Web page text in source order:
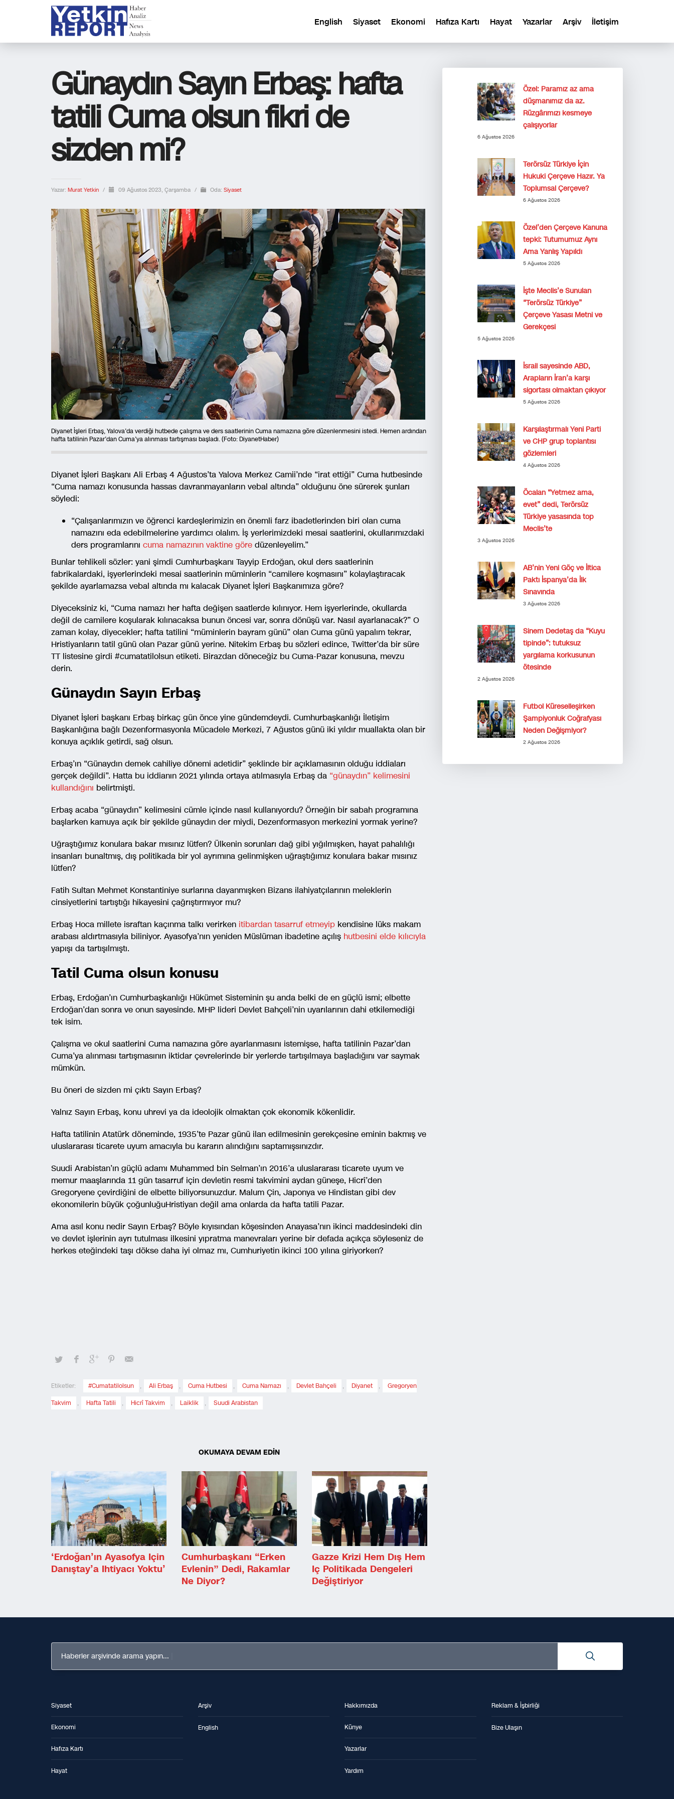
English Siyaset Ekonomi Hafıza Kartı Hayat Yazarlar Arşiv İletişim
Günaydın Sayın Erbaş: hafta
tatili Cuma olsun fikri de
sizden mi?
Yazar: Murat Yetkin / 09 Ağustos 2023, Çarşamba / Oda: Siyaset
Diyanet İşleri Erbaş, Yalova’da verdiği hutbede çalışma ve ders saatlerinin Cuma namazına göre düzenlenmesini istedi. Hemen ardından
hafta tatilinin Pazar’dan Cuma’ya alınması tartışması başladı. (Foto: DiyanetHaber)
Diyanet İşleri Başkanı Ali Erbaş 4 Ağustos’ta Yalova Merkez Camii’nde “irat ettiği” Cuma hutbesinde
“Cuma namazı konusunda hassas davranmayanların vebal altında” olduğunu öne sürerek şunları
söyledi:
“Çalışanlarımızın ve öğrenci kardeşlerimizin en önemli farz ibadetlerinden biri olan cuma
namazını eda edebilmelerine yardımcı olalım. İş yerlerimizdeki mesai saatlerini, okullarımızdaki
ders programlarını cuma namazının vaktine göre düzenleyelim.”
Bunlar tehlikeli sözler: yani şimdi Cumhurbaşkanı Tayyip Erdoğan, okul ders saatlerinin
fabrikalardaki, işyerlerindeki mesai saatlerinin müminlerin “camilere koşmasını” kolaylaştıracak
şekilde ayarlamazsa vebal altında mı kalacak Diyanet İşleri Başkanımıza göre?
Diyeceksiniz ki, “Cuma namazı her hafta değişen saatlerde kılınıyor. Hem işyerlerinde, okullarda
değil de camilere koşularak kılınacaksa bunun öncesi var, sonra dönüşü var. Nasıl ayarlanacak?” O
zaman kolay, diyecekler; hafta tatilini “müminlerin bayram günü” olan Cuma günü yapalım tekrar,
Hristiyanların tatil günü olan Pazar günü yerine. Nitekim Erbaş bu sözleri edince, Twitter’da bir süre
TT listesine girdi #cumatatilolsun etiketi. Birazdan döneceğiz bu Cuma-Pazar konusuna, mevzu
derin.
Günaydın Sayın Erbaş
Diyanet İşleri başkanı Erbaş birkaç gün önce yine gündemdeydi. Cumhurbaşkanlığı İletişim
Başkanlığına bağlı Dezenformasyonla Mücadele Merkezi, 7 Ağustos günü iki yıldır muallakta olan bir
konuya açıklık getirdi, sağ olsun.
Erbaş’ın “Günaydın demek cahiliye dönemi adetidir” şeklinde bir açıklamasının olduğu iddiaları
gerçek değildi”. Hatta bu iddianın 2021 yılında ortaya atılmasıyla Erbaş da “günaydın” kelimesini
kullandığını belirtmişti.
Erbaş acaba “günaydın” kelimesini cümle içinde nasıl kullanıyordu? Örneğin bir sabah programına
başlarken kamuya açık bir şekilde günaydın der miydi, Dezenformasyon merkezini yormak yerine?
Uğraştığımız konulara bakar mısınız lütfen? Ülkenin sorunları dağ gibi yığılmışken, hayat pahalılığı
insanları bunaltmış, dış politikada bir yol ayrımına gelinmişken uğraştığımız konulara bakar mısınız
lütfen?
Fatih Sultan Mehmet Konstantiniye surlarına dayanmışken Bizans ilahiyatçılarının meleklerin
cinsiyetlerini tartıştığı hikayesini çağrıştırmıyor mu?
Erbaş Hoca millete israftan kaçınma talkı verirken itibardan tasarruf etmeyip kendisine lüks makam
arabası aldırtmasıyla biliniyor. Ayasofya’nın yeniden Müslüman ibadetine açılış hutbesini elde kılıcıyla
yapışı da tartışılmıştı.
Tatil Cuma olsun konusu
Erbaş, Erdoğan’ın Cumhurbaşkanlığı Hükümet Sisteminin şu anda belki de en güçlü ismi; elbette
Erdoğan’dan sonra ve onun sayesinde. MHP lideri Devlet Bahçeli’nin uyarılarının dahi etkilemediği
tek isim.
Çalışma ve okul saatlerini Cuma namazına göre ayarlanmasını istemişse, hafta tatilinin Pazar’dan
Cuma’ya alınması tartışmasının iktidar çevrelerinde bir yerlerde tartışılmaya başladığını var saymak
mümkün.
Bu öneri de sizden mi çıktı Sayın Erbaş?
Yalnız Sayın Erbaş, konu uhrevi ya da ideolojik olmaktan çok ekonomik kökenlidir.
Hafta tatilinin Atatürk döneminde, 1935’te Pazar günü ilan edilmesinin gerekçesine eminin bakmış ve
uluslararası ticarete uyum amacıyla bu kararın alındığını saptamışsınızdır.
Suudi Arabistan’ın güçlü adamı Muhammed bin Selman’ın 2016’a uluslararası ticarete uyum ve
memur maaşlarında 11 gün tasarruf için devletin resmi takvimini aydan güneşe, Hicrî’den
Gregoryene çevirdiğini de elbette biliyorsunuzdur. Malum Çin, Japonya ve Hindistan gibi dev
ekonomilerin büyük çoğunluğuHristiyan değil ama onlarda da hafta tatili Pazar.
Ama asıl konu nedir Sayın Erbaş? Böyle kıyısından köşesinden Anayasa’nın ikinci maddesindeki din
ve devlet işlerinin ayrı tutulması ilkesini yıpratma manevraları yerine bir defada açıkça söyleseniz de
herkes eteğindeki taşı dökse daha iyi olmaz mı, Cumhuriyetin ikinci 100 yılına giriyorken?
Etiketler: #cumatatilolsun , Ali Erbaş , Cuma Hutbesi , Cuma Namazı , Devlet Bahçeli , Diyanet , Gregoryen
Takvim , Hafta Tatili , Hicrî Takvim , Laiklik , Suudi Arabistan
OKUMAYA DEVAM EDİN
‘Erdoğan’ın Ayasofya Için
Danıştay’a Ihtiyacı Yoktu’
Cumhurbaşkanı “Erken
Evlenin” Dedi, Rakamlar
Ne Diyor?
Gazze Krizi Hem Dış Hem
Iç Politikada Dengeleri
Değiştiriyor
Özel: Paramız az ama
düşmanımız da az.
Rüzgârımızı kesmeye
çalışıyorlar
6 Ağustos 2026
Terörsüz Türkiye İçin
Hukuki Çerçeve Hazır. Ya
Toplumsal Çerçeve?
6 Ağustos 2026
Özel’den Çerçeve Kanuna
tepki: Tutumumuz Aynı
Ama Yanlış Yapıldı
5 Ağustos 2026
İşte Meclis’e Sunulan
“Terörsüz Türkiye”
Çerçeve Yasası Metni ve
Gerekçesi
5 Ağustos 2026
İsrail sayesinde ABD,
Arapların İran’a karşı
sigortası olmaktan çıkıyor
5 Ağustos 2026
Karşılaştırmalı Yeni Parti
ve CHP grup toplantısı
gözlemleri
4 Ağustos 2026
Öcalan “Yetmez ama,
evet” dedi, Terörsüz
Türkiye yasasında top
Meclis’te
3 Ağustos 2026
AB’nin Yeni Göç ve İltica
Paktı İspanya’da İlk
Sınavında
3 Ağustos 2026
Sinem Dedetaş da “Kuyu
tipinde”: tutuksuz
yargılama korkusunun
ötesinde
2 Ağustos 2026
Futbol Küreselleşirken
Şampiyonluk Coğrafyası
Neden Değişmiyor?
2 Ağustos 2026
Haberler arşivinde arama yapın...
Siyaset
Ekonomi
Hafıza Kartı
Hayat
Arşiv
English
Hakkımızda
Künye
Yazarlar
Yardım
Reklam & İşbirliği
Bize Ulaşın